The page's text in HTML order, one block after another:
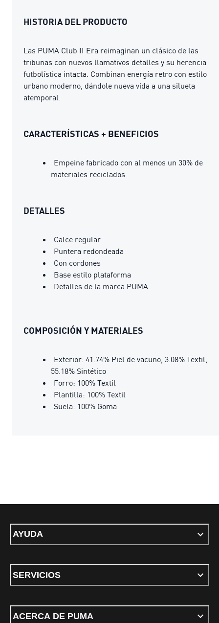
HISTORIA DEL PRODUCTO
Las PUMA Club II Era reimaginan un clásico de las
tribunas con nuevos llamativos detalles y su herencia
futbolística intacta. Combinan energía retro con estilo
urbano moderno, dándole nueva vida a una silueta
atemporal.
CARACTERÍSTICAS + BENEFICIOS
Empeine fabricado con al menos un 30% de
materiales reciclados
DETALLES
Calce regular
Puntera redondeada
Con cordones
Base estilo plataforma
Detalles de la marca PUMA
COMPOSICIÓN Y MATERIALES
Exterior: 41.74% Piel de vacuno, 3.08% Textil,
55.18% Sintético
Forro: 100% Textil
Plantilla: 100% Textil
Suela: 100% Goma
AYUDA
SERVICIOS
ACERCA DE PUMA